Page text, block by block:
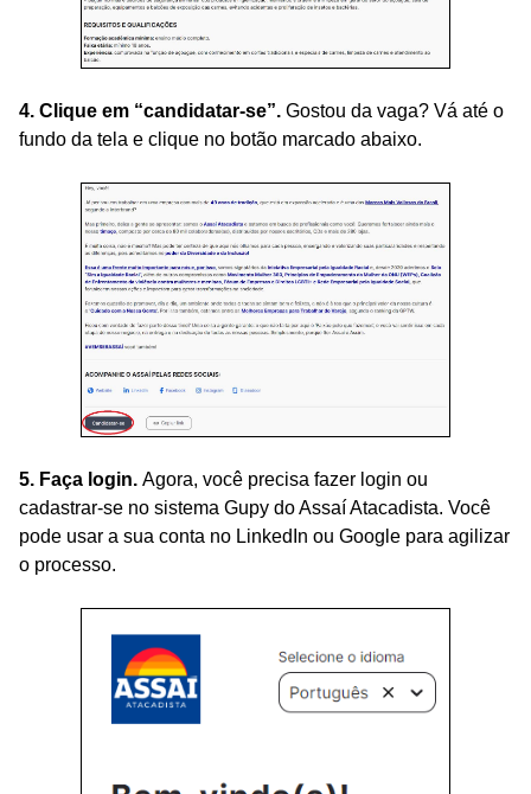
4. Clique em “candidatar-se”. Gostou da vaga? Vá até o
fundo da tela e clique no botão marcado abaixo.
5. Faça login. Agora, você precisa fazer login ou
cadastrar-se no sistema Gupy do Assaí Atacadista. Você
pode usar a sua conta no LinkedIn ou Google para agilizar
o processo.